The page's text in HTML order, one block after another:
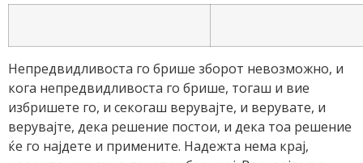
Непредвидливоста го брише зборот невозможно, и
кога непредвидливоста го брише, тогаш и вие
избришете го, и секогаш верувајте, и верувате, и
верувајте, дека решение постои, и дека тоа решение
ќе го најдете и примените. Надежта нема крај,